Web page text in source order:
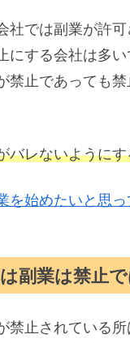
社では副業が許
にする会社は多
禁止であっても
バレないように
を始めたいと思
副業は禁止
禁止されている